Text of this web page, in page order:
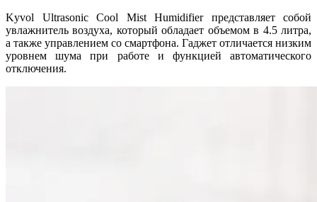
Kyvol Ultrasonic Cool Mist Humidifier представляет собой
увлажнитель воздуха, который обладает объемом в 4.5 литра,
а также управлением со смартфона. Гаджет отличается низким
уровнем шума при работе и функцией автоматического
отключения.